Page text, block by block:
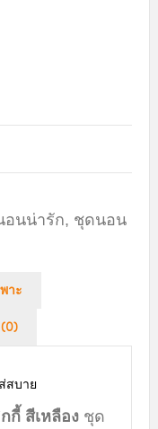
อนน่ารัก, ชุดนอน
าะ
สบาย
กี้ สีเหลือง ชุด